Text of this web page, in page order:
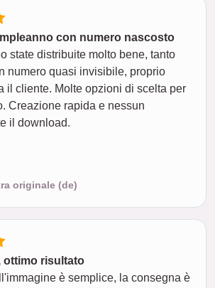
con numero nascosto
state distribuite molto bene, tanto
numero quasi invisibile, proprio
il cliente. Molte opzioni di scelta per
Creazione rapida e nessun
il download.
originale (de)
ottimo risultato
è semplice, la consegna è